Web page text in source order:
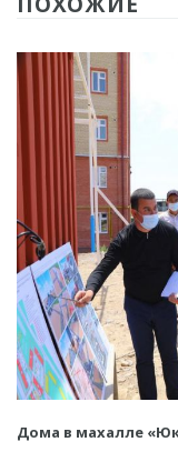
Дома в махалле